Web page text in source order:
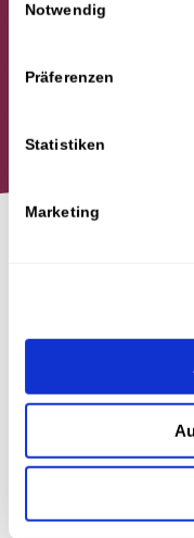
Notwendig
Präferenzen
Statistiken
Marketing
Der Online-
Marketing
Fahrplans
Online-
deinen Daten
Marketing-